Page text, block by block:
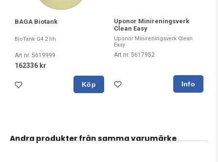
BAGA Biotank
BioTank G4 2 hh
Art nr. 5619999
162336 kr
Köp
Uponor Minireningsverk
Clean Easy
Uponor Minireningsverk Clean
Easy
Art nr. 5617952
Andra produkter från samma varumärke